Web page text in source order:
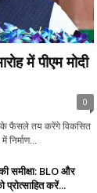
में पीएम मोदी
0
के फैसले तय करेंगे विकसित
निर्माण...
समीक्षा: BLO और
प्रोत्साहित करें...